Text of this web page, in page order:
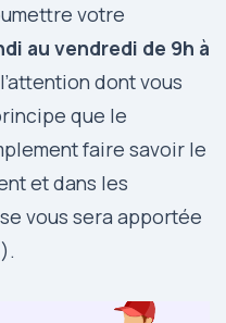
votre
au vendredi de 9h à
dont vous
que le
faire savoir le
et dans les
vous sera apportée